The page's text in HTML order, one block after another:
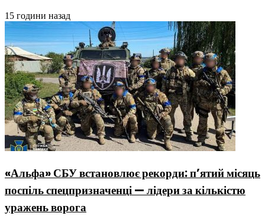
15 години назад
«Альфа» СБУ встановлює рекорди: п’ятий місяць
поспіль спецпризначенці — лідери за кількістю
уражень ворога